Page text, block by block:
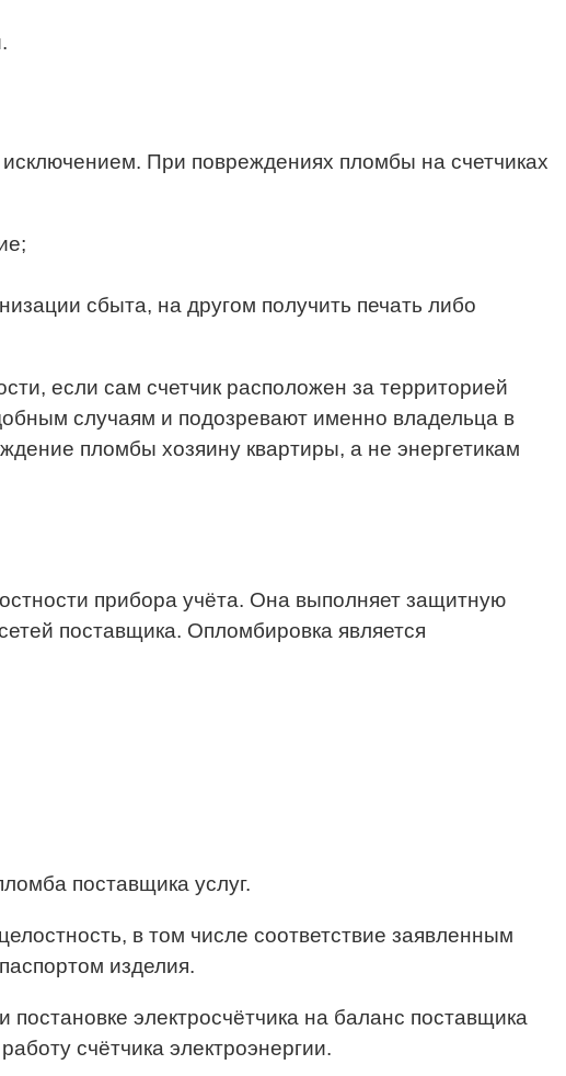
исключением. При повреждениях пломбы на счетчиках
сбыта, на другом получить печать либо
если сам счетчик расположен за территорией
случаям и подозревают именно владельца в
пломбы хозяину квартиры, а не энергетикам
прибора учёта. Она выполняет защитную
поставщика. Опломбировка является
поставщика услуг.
в том числе соответствие заявленным
изделия.
электросчётчика на баланс поставщика
счётчика электроэнергии.